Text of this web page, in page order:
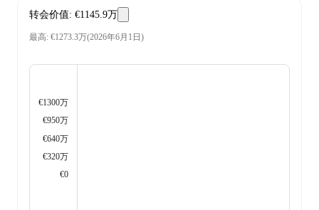
转会价值: €1145.9万
最高: €1273.3万(2026年6月1日 )
€1300万
€950万
€640万
€320万
€0